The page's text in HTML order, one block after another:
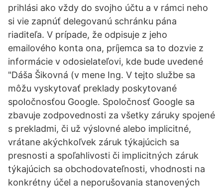
prihlási ako vždy do svojho účtu a v rámci neho
si vie zapnúť delegovanú schránku pána
riaditeľa. V prípade, že odpisuje z jeho
emailového konta ona, príjemca sa to dozvie z
informácie v odosielateľovi, kde bude uvedené
"Dáša Šikovná (v mene Ing. V tejto službe sa
môžu vyskytovať preklady poskytované
spoločnosťou Google. Spoločnosť Google sa
zbavuje zodpovednosti za všetky záruky spojené
s prekladmi, či už výslovné alebo implicitné,
vrátane akýchkoľvek záruk týkajúcich sa
presnosti a spoľahlivosti či implicitných záruk
týkajúcich sa obchodovateľnosti, vhodnosti na
konkrétny účel a neporušovania stanovených